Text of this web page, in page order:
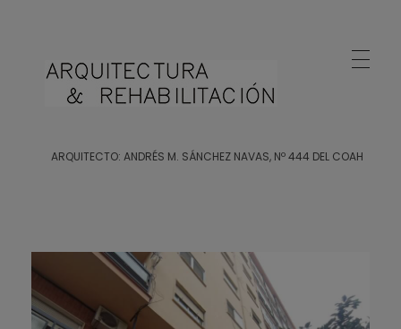
ARQUITECTO: ANDRÉS M. SÁNCHEZ NAVAS, Nº 444 DEL COAH